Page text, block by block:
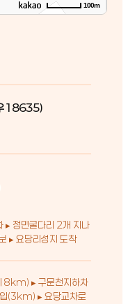
100m
18635)
▸ 정면굴다리 2개 지나
▸ 요당리성지 도착
8km) ▸ 구문천지하차
입(3km) ▸ 요당교차로